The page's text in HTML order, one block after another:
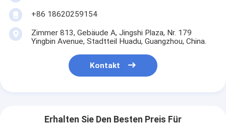
+86 18620259154
Zimmer 813, Gebäude A, Jingshi Plaza, Nr. 179
Yingbin Avenue, Stadtteil Huadu, Guangzhou, China.
Kontakt
Erhalten Sie Den Besten Preis Für